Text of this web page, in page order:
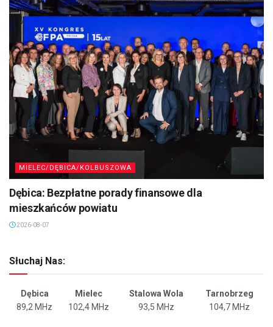
MIELEC/DĘBICA/KOLBUSZOWA
Dębica: Bezpłatne porady finansowe dla
mieszkańców powiatu
2026-08-07
Słuchaj Nas:
Dębica Mielec Stalowa Wola
Tarnobrzeg
89,2 MHz
102,4 MHz 93,5 MHz 104,7 MHz